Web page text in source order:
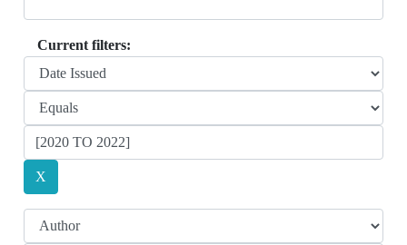
Current filters: